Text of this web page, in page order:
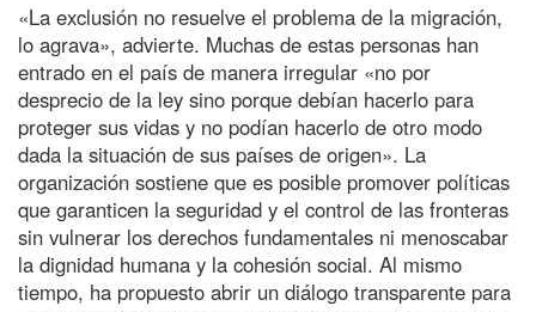
«La exclusión no resuelve el problema de la migración,
lo agrava», advierte. Muchas de estas personas han
entrado en el país de manera irregular «no por
desprecio de la ley sino porque debían hacerlo para
proteger sus vidas y no podían hacerlo de otro modo
dada la situación de sus países de origen». La
organización sostiene que es posible promover políticas
que garanticen la seguridad y el control de las fronteras
sin vulnerar los derechos fundamentales ni menoscabar
la dignidad humana y la cohesión social. Al mismo
tiempo, ha propuesto abrir un diálogo transparente para